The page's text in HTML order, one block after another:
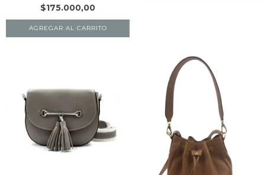
$175.000,00
AGREGAR AL CARRITO